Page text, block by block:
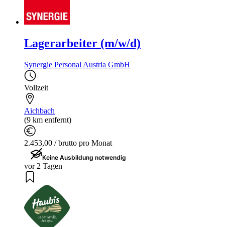
Lagerarbeiter (m/w/d)
Synergie Personal Austria GmbH
Vollzeit
Aichbach
(9 km entfernt)
2.453,00 / brutto pro Monat
Keine Ausbildung notwendig
vor 2 Tagen